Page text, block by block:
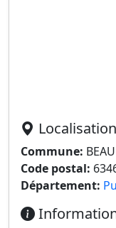
Localisation
Commune:
Code postal:
Département: